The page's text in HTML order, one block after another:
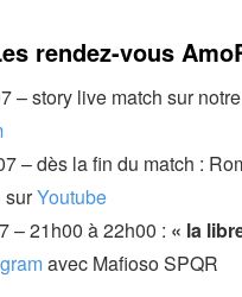
rendez-vous
– story live match sur
– dès la fin du match :
surYoutube
– 21h00 à 22h00 : « la
avec Mafioso SPQR